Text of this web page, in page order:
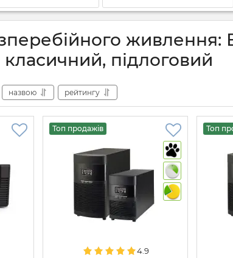
живлення:
підлоговий
назвою рейтингу
Топ продажів
4.9
Топ